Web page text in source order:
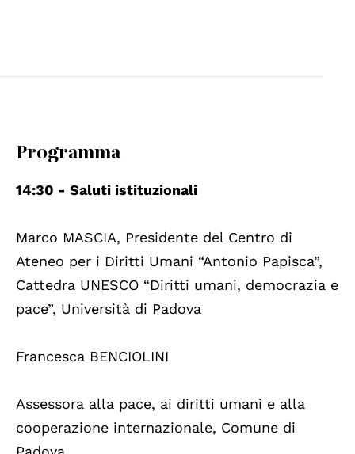
Programma
14:30 - Saluti istituzionali
Marco MASCIA, Presidente del Centro di
Ateneo per i Diritti Umani “Antonio Papisca”,
Cattedra UNESCO “Diritti umani, democrazia e
pace”, Università di Padova
Francesca BENCIOLINI
Assessora alla pace, ai diritti umani e alla
cooperazione internazionale, Comune di